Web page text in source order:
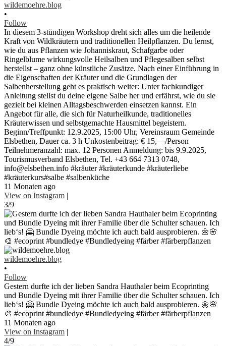
wildemoehre.blog
•
Follow
In diesem 3-stündigen Workshop dreht sich alles um die heilende
Kraft von Wildkräutern und traditionellen Heilpflanzen. Du lernst,
wie du aus Pflanzen wie Johanniskraut, Schafgarbe oder
Ringelblume wirkungsvolle Heilsalben und Pflegesalben selbst
herstellst – ganz ohne künstliche Zusätze. Nach einer Einführung in
die Eigenschaften der Kräuter und die Grundlagen der
Salbenherstellung geht es praktisch weiter: Unter fachkundiger
Anleitung stellst du deine eigene Salbe her und erfährst, wie du sie
gezielt bei kleinen Alltagsbeschwerden einsetzen kannst. Ein
Angebot für alle, die sich für Naturheilkunde, traditionelles
Kräuterwissen und selbstgemachte Hausmittel begeistern.
Beginn/Treffpunkt: 12.9.2025, 15:00 Uhr, Vereinsraum Gemeinde
Elsbethen, Dauer ca. 3 h Unkostenbeitrag: € 15,—/Person
Teilnehmeranzahl: max. 12 Personen Anmeldung: bis 9.9.2025,
Tourismusverband Elsbethen, Tel. +43 664 7313 0748,
info@elsbethen.info #kräuter #kräuterkunde #kräuterliebe
#kräuterkurs#salbe #salbenküche
11 Monaten ago
View on Instagram |
3/9
wildemoehre.blog
•
Follow
Gestern durfte ich der lieben Sandra Hauthaler beim Ecoprinting
und Bundle Dyeing mit ihrer Familie über die Schulter schauen. Ich
lieb‘s! 🤗 Bundle Dyeing möchte ich auch bald ausprobieren. 🌼🌸
🎨 #ecoprint #bundledye #Bundledyeing #färber #färberpflanzen
11 Monaten ago
View on Instagram |
4/9